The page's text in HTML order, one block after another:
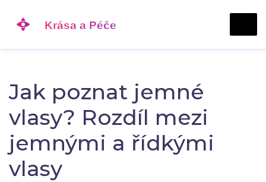
Jak poznat jemné
vlasy? Rozdíl mezi
jemnými a řídkými
vlasy